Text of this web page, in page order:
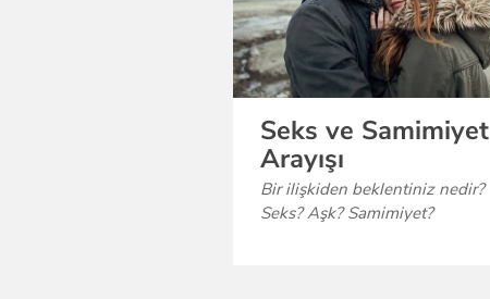
Seks ve Samimiyet
Arayışı
Bir ilişkiden beklentiniz nedir?
Seks? Aşk? Samimiyet?